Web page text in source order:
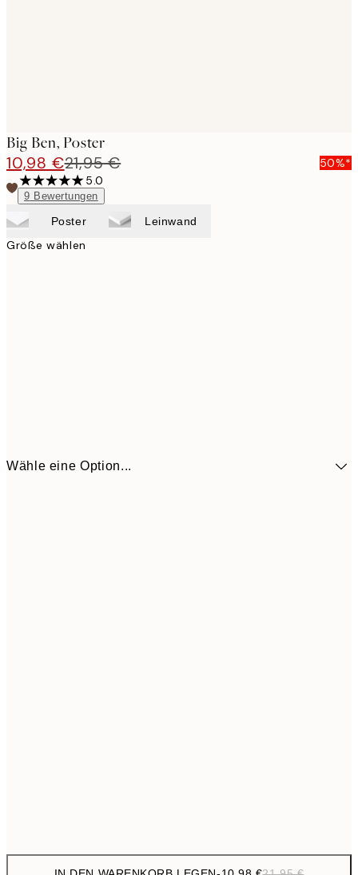
Big Ben, Poster
10,98 €21,95 €
50%*
5.0
9 Bewertungen
Poster Leinwand
Größe wählen
Wähle eine Option...